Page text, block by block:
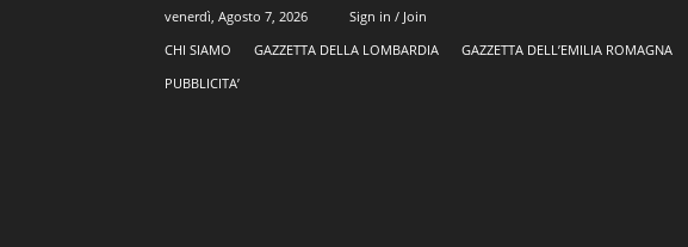
venerdì, Agosto 7, 2026
Sign in / Join
CHI SIAMO
GAZZETTA DELLA LOMBARDIA GAZZETTA DELL’EMILIA ROMAGNA
PUBBLICITA’